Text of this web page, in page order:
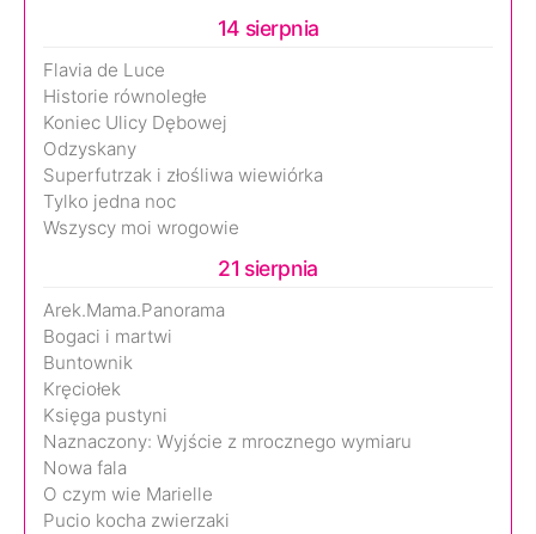
14 sierpnia
Flavia de Luce
Historie równoległe
Koniec Ulicy Dębowej
Odzyskany
Superfutrzak i złośliwa wiewiórka
Tylko jedna noc
Wszyscy moi wrogowie
21 sierpnia
Arek.Mama.Panorama
Bogaci i martwi
Buntownik
Kręciołek
Księga pustyni
Naznaczony: Wyjście z mrocznego wymiaru
Nowa fala
O czym wie Marielle
Pucio kocha zwierzaki